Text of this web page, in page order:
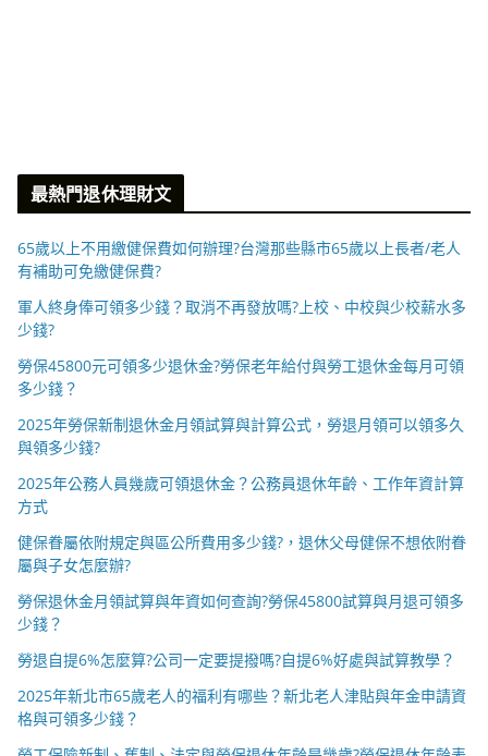
最熱門退休理財文
65歲以上不用繳健保費如何辦理?台灣那些縣市65歲以上長者/老人
有補助可免繳健保費?
軍人終身俸可領多少錢？取消不再發放嗎?上校、中校與少校薪水多
少錢?
勞保45800元可領多少退休金?勞保老年給付與勞工退休金每月可領
多少錢？
2025年勞保新制退休金月領試算與計算公式，勞退月領可以領多久
與領多少錢?
2025年公務人員幾歲可領退休金？公務員退休年齡、工作年資計算
方式
健保眷屬依附規定與區公所費用多少錢?，退休父母健保不想依附眷
屬與子女怎麼辦?
勞保退休金月領試算與年資如何查詢?勞保45800試算與月退可領多
少錢？
勞退自提6%怎麼算?公司一定要提撥嗎?自提6%好處與試算教學？
2025年新北市65歲老人的福利有哪些？新北老人津貼與年金申請資
格與可領多少錢？